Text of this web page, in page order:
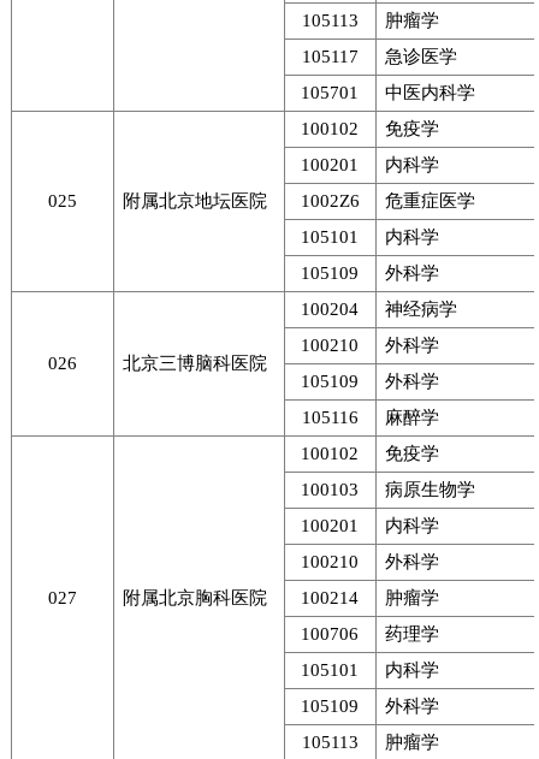
105113
肿瘤学
105117
急诊医学
105701
中医内科学
025 附属北京地坛医院
100102
免疫学
100201
内科学
1002Z6
危重症医学
105101
内科学
105109
外科学
026 北京三博脑科医院
100204
神经病学
100210
外科学
105109
外科学
105116
麻醉学
027 附属北京胸科医院
100102
免疫学
100103
病原生物学
100201
内科学
100210
外科学
100214
肿瘤学
100706
药理学
105101
内科学
105109
外科学
105113
肿瘤学